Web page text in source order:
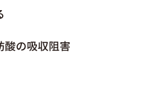
酸の吸収阻害